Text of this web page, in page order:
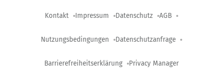
Kontakt Impressum Datenschutz AGB
Nutzungsbedingungen Datenschutzanfrage
Barrierefreiheitserklärung Privacy Manager